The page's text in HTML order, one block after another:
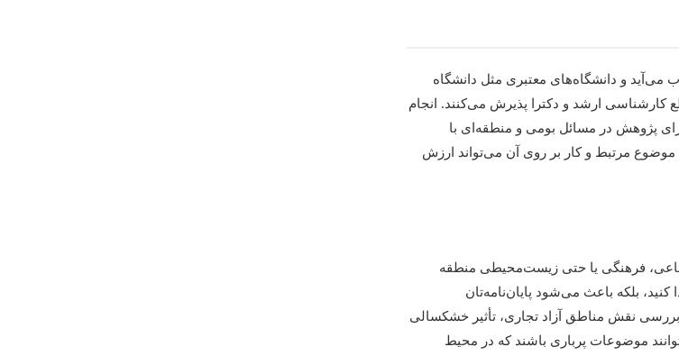
و دانشگاه‌های معتبری مثل دانشگاه
کارشناسی ارشد و دکترا پذیرش می‌کنند. انجام
پژوهش در مسائل بومی و منطقه‌ای با
مرتبط و کار بر روی آن می‌تواند ارزش
فرهنگی یا حتی زیست‌محیطی منطقه
بلکه باعث می‌شود پایان‌نامه‌تان
بررسی نقش مناطق آزاد تجاری، تأثیر خشکسالی
موضوعات پرباری باشند که در محیط